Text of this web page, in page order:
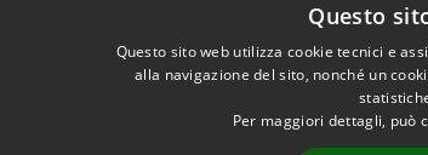
Questo
Questo sito web utilizza cookie tecnici e
alla navigazione del sito, nonché un
Per maggiori dettagli, può